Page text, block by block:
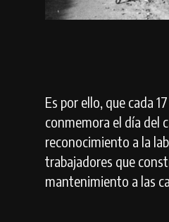
Es por ello, que cada
conmemora el día del
reconocimiento a la
trabajadores que
mantenimiento a las